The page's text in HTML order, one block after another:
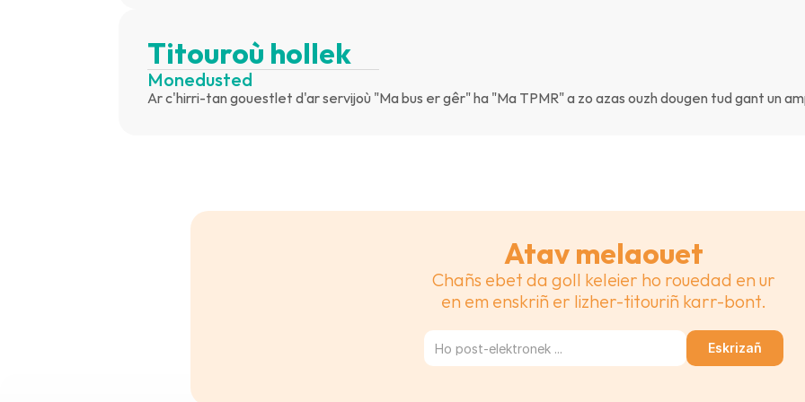
Titouroù hollek
Monedusted
Ar c'hirri-tan gouestlet d'ar servijoù "Ma bus er gêr" ha "Ma TPMR" a zo azas ouzh dougen tud gant un
Atav melaouet
Chañs ebet da goll keleier ho rouedad en ur
en em enskriñ er lizher-titouriñ karr-bont.
Eskrizañ